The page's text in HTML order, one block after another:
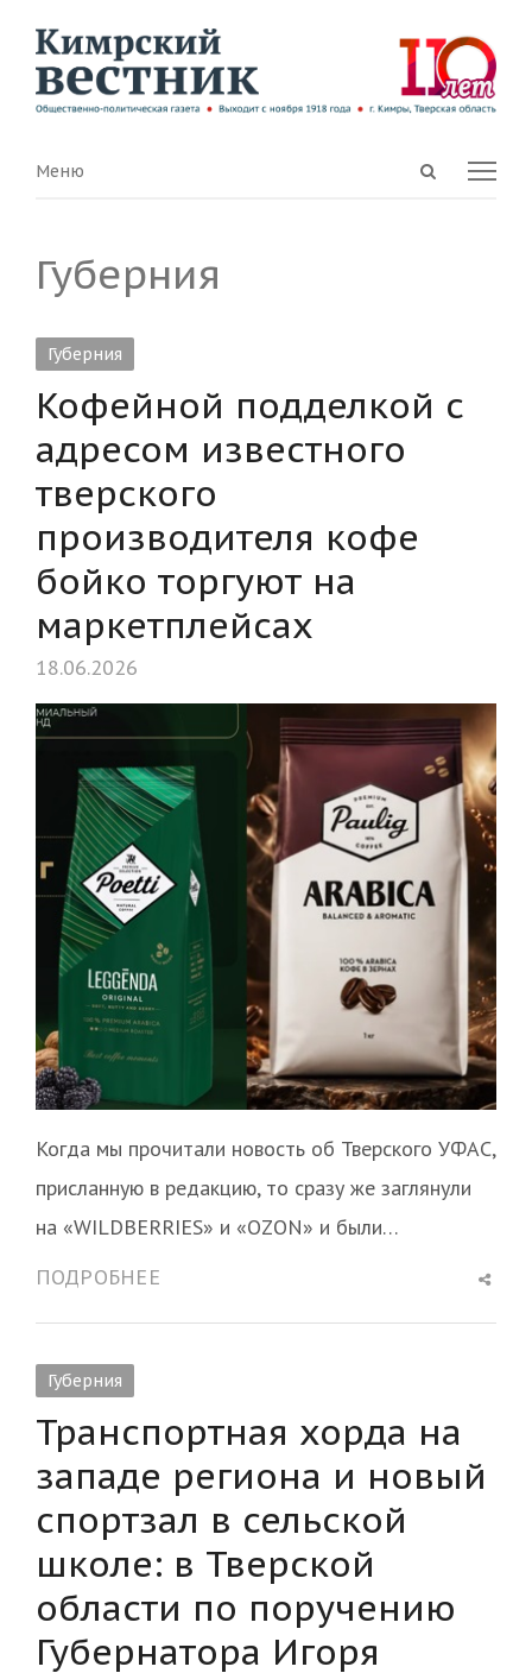
Open
Menu
Меню
Губерния
Губерния
Кофейной подделкой с
адресом известного
тверского
производителя кофе
бойко торгуют на
маркетплейсах
18.06.2026
Когда мы прочитали новость об Тверского УФАС,
присланную в редакцию, то сразу же заглянули
на «WILDBERRIES» и «OZON» и были…
ПОДРОБНЕЕ
post
Губерния
Транспортная хорда на
западе региона и новый
спортзал в сельской
школе: в Тверской
области по поручению
Губернатора Игоря